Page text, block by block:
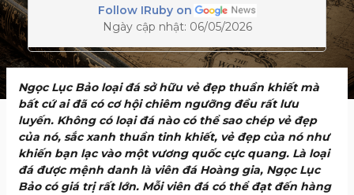
Follow IRuby on
Ngày cập nhật: 06/05/2026
Ngọc Lục Bảo loại đá sở hữu vẻ đẹp thuần khiết mà
bất cứ ai đã có cơ hội chiêm ngưỡng đều rất lưu
luyến. Không có loại đá nào có thể sao chép vẻ đẹp
của nó, sắc xanh thuần tinh khiết, vẻ đẹp của nó như
khiến bạn lạc vào một vương quốc cực quang. Là loại
đá được mệnh danh là viên đá Hoàng gia, Ngọc Lục
Bảo có giá trị rất lớn. Mỗi viên đá có thể đạt đến hàng